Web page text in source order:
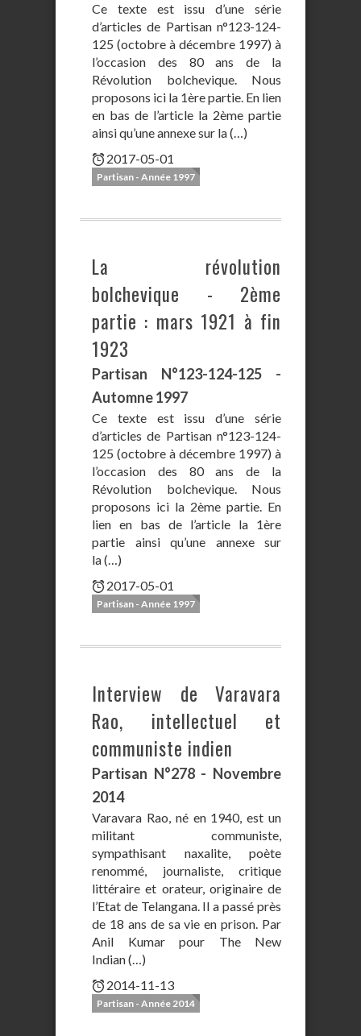
Ce texte est issu d’une série
d’articles de Partisan n°123-124-
125 (octobre à décembre 1997) à
l’occasion des 80 ans de la
Révolution bolchevique. Nous
proposons ici la 1ère partie. En lien
en bas de l’article la 2ème partie
ainsi qu’une annexe sur la (…)
2017-05-01
Partisan - Année 1997
La révolution
bolchevique - 2ème
partie : mars 1921 à fin
1923
Partisan N°123-124-125 -
Automne 1997
Ce texte est issu d’une série
d’articles de Partisan n°123-124-
125 (octobre à décembre 1997) à
l’occasion des 80 ans de la
Révolution bolchevique. Nous
proposons ici la 2ème partie. En
lien en bas de l’article la 1ère
partie ainsi qu’une annexe sur
la (…)
2017-05-01
Partisan - Année 1997
Interview de Varavara
Rao, intellectuel et
communiste indien
Partisan N°278 - Novembre
2014
Varavara Rao, né en 1940, est un
militant communiste,
sympathisant naxalite, poète
renommé, journaliste, critique
littéraire et orateur, originaire de
l’Etat de Telangana. Il a passé près
de 18 ans de sa vie en prison. Par
Anil Kumar pour The New
Indian (…)
2014-11-13
Partisan - Année 2014